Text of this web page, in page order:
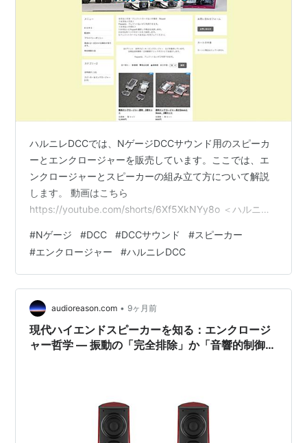
ハルニレDCCでは、NゲージDCCサウンド用のスピーカ
ーとエンクロージャーを販売しています。ここでは、エ
ンクロージャーとスピーカーの組み立て方について解説
します。 動画はこちら
https://youtube.com/shorts/6Xf5XkNYy8o ＜ハルニレ
スピーカーとエンクロージャーの組み合わせが非常に重
要であることがわかってきました。特に、エンクロージ
ャーの形状によって音質が大きく変化することを実感し
ています。そこで、スピーカーとの相性を考慮し、より
良い音を目指して3Dプリンターで自作のエンクロージャ
ーを製作しました。せっかく…
#Nゲージ #DCC #DCCサウンド #スピーカー
#エンクロージャー #ハルニレDCC
audioreason.com • 9ヶ月前
現代ハイエンドスピーカーを知る：エンクロージ
ャー哲学 — 振動の「完全排除」か「音響的制御」